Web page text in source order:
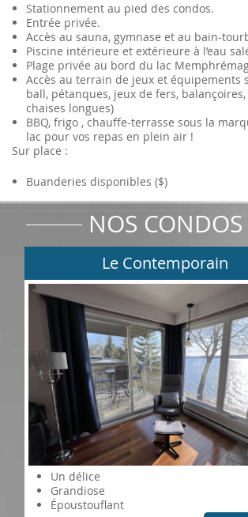
Stationnement au pied des condos.
Entrée privée.
Accès au sauna, gymnase et au bain-
Piscine intérieure et extérieure à l’eau
Plage privée au bord du lac
Accès au terrain de jeux et équipements
ball, pétanques, jeux de fers,
chaises longues)
BBQ, frigo , chauffe-terrasse sous la
lac pour vos repas en plein air !
Sur place :
Buanderies disponibles ($)
NOS CONDOS
Le Contemporain
Un délice
Grandiose
Époustouflant